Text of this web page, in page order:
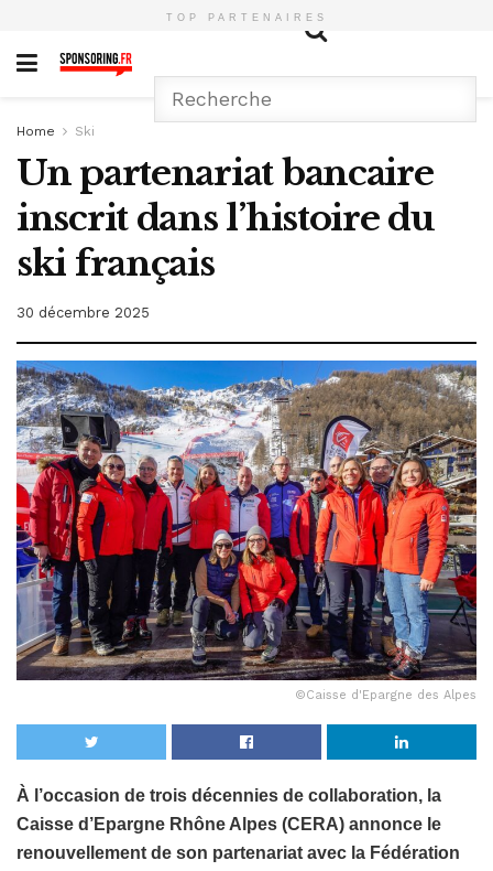
TOP PARTENAIRES
Home Ski
Un partenariat bancaire
inscrit dans l’histoire du
ski français
30 décembre 2025
©Caisse d'Epargne des Alpes
À l’occasion de trois décennies de collaboration, la
Caisse d’Epargne Rhône Alpes (CERA) annonce le
renouvellement de son partenariat avec la Fédération